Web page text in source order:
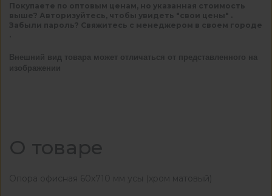
Покупаете по оптовым ценам, но указанная стоимость
выше? Авторизуйтесь, чтобы увидеть "свои цены" .
Забыли пароль? Свяжитесь с менеджером в своем городе
Внешний вид товара может отличаться от представленного на
изображении
О товаре
Опора офисная 60х710 мм усы (хром матовый)